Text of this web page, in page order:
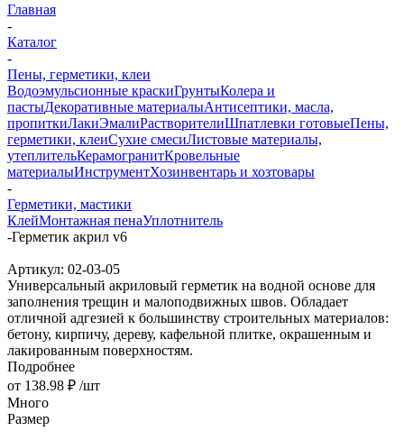
Главная
-
Каталог
-
Пены, герметики, клеи
Водоэмульсионные краскиГрунтыКолера и
пастыДекоративные материалыАнтисептики, масла,
пропиткиЛакиЭмалиРастворителиШпатлевки готовыеПены,
герметики, клеиСухие смесиЛистовые материалы,
утеплительКерамогранитКровельные
материалыИнструментХозинвентарь и хозтовары
-
Герметики, мастики
КлейМонтажная пенаУплотнитель
-Герметик акрил v6
Артикул: 02-03-05
Универсальный акриловый герметик на водной основе для
заполнения трещин и малоподвижных швов. Обладает
отличной адгезией к большинству строительных материалов:
бетону, кирпичу, дереву, кафельной плитке, окрашенным и
лакированным поверхностям.
Подробнее
от 138.98 ₽ /шт
Много
Размер